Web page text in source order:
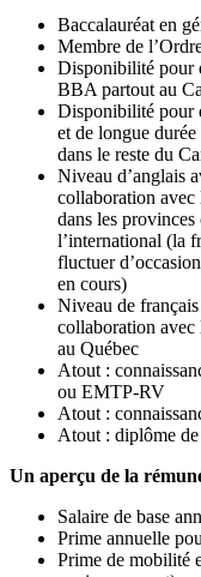
Baccalauréat en
Membre de
Disponibilité pour
BBA partout au
Disponibilité pour
et de longue
dans le reste du
Niveau d’anglais
collaboration avec
dans les provinces
l’international (la
fluctuer
en cours)
Niveau de
collaboration avec
au Québec
Atout :
ou EMTP-RV
Atout :
Atout : diplôme de
Un aperçu de la
Salaire de base
Prime annuelle
Prime de mobilité